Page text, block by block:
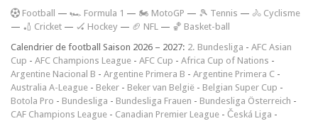
Football — 🏎️ Formula 1 — 🏍 MotoGP — 🎾 Tennis — 🚴 Cyclisme
— 🏏 Cricket — 🏑 Hockey — 🏈 NFL — 🏀 Basket-ball
Calendrier de football Saison 2026 – 2027: 2. Bundesliga - AFC Asian
Cup - AFC Champions League - AFC Cup - Africa Cup of Nations -
Argentine Nacional B - Argentine Primera B - Argentine Primera C -
Australia A-League - Beker - Beker van België - Belgian Super Cup -
Botola Pro - Bundesliga - Bundesliga Frauen - Bundesliga Österreich -
CAF Champions League - Canadian Premier League - Česká Liga -